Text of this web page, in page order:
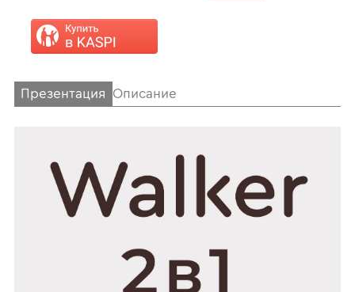
Презентация Описание